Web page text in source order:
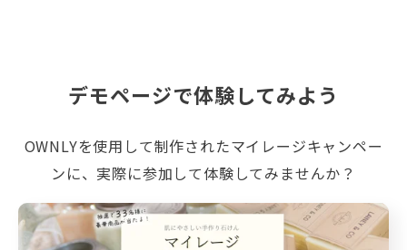
デモページで体験してみよう
OWNLYを使用して制作されたマイレージキャンペー
ンに、実際に参加して体験してみませんか？